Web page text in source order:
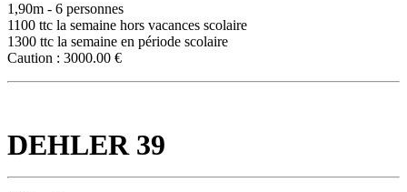
1,90m - 6 personnes
1100 ttc la semaine hors vacances scolaire
1300 ttc la semaine en période scolaire
Caution : 3000.00 €
DEHLER 39